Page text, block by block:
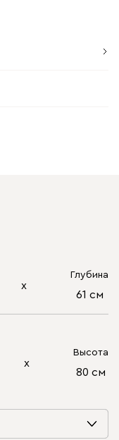
х
Глубина
61 см
х
Высота
80 см